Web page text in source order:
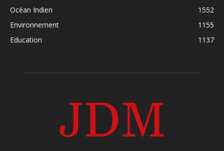
Océan Indien
1552
Environnement
1155
Education
1137